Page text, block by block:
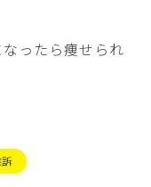
ったら痩せられ